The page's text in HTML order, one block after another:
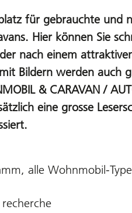
für gebrauchte und
Hier können Sie
nach einem
Bildern werden auch
& CARAVAN /
eine grosse
alle Wohnmobil-